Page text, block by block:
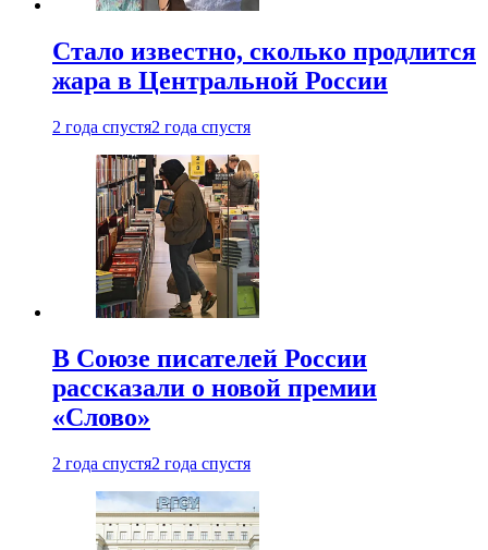
Стало известно, сколько продлится
жара в Центральной России
2 года спустя2 года спустя
В Союзе писателей России
рассказали о новой премии
«Слово»
2 года спустя2 года спустя